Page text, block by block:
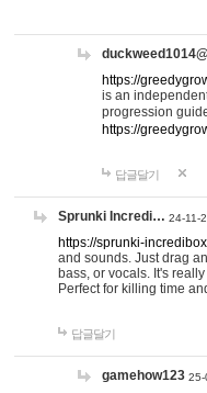
https://
is an
progression
https://
답글달기
Sprunki Incredi… 24-11-
https://sprunki-
and sounds. Just drag
bass, or vocals. It's
Perfect for killing time
답글달기
gamehow123 25-